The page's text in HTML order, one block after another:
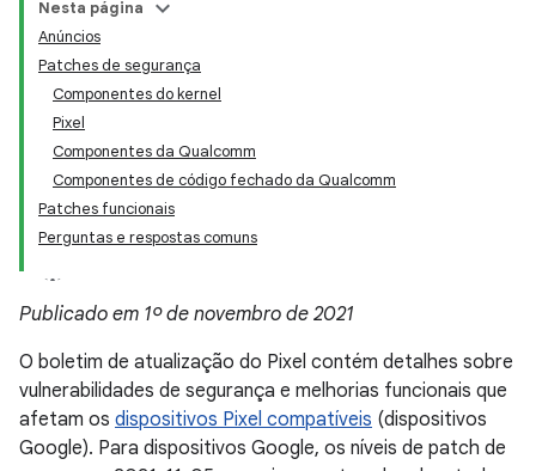
Nesta página
Anúncios
Patches de segurança
Componentes do kernel
Pixel
Componentes da Qualcomm
Componentes de código fechado da Qualcomm
Patches funcionais
Perguntas e respostas comuns
Publicado em 1º de novembro de 2021
O boletim de atualização do Pixel contém detalhes sobre
vulnerabilidades de segurança e melhorias funcionais que
afetam os dispositivos Pixel compatíveis (dispositivos
Google). Para dispositivos Google, os níveis de patch de